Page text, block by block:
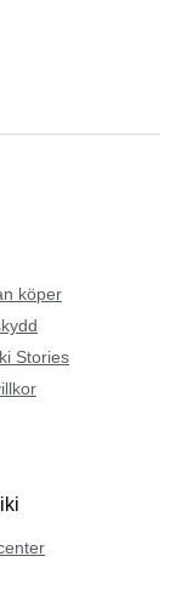
köper
Stories